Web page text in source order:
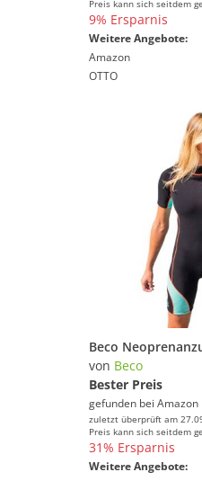
Preis kann sich seitdem
9% Ersparnis
Weitere Angebote:
Amazon
OTTO
von Beco
Bester Preis
gefunden bei Amazon
zuletzt überprüft am
Preis kann sich seitdem
31% Ersparnis
Weitere Angebote: